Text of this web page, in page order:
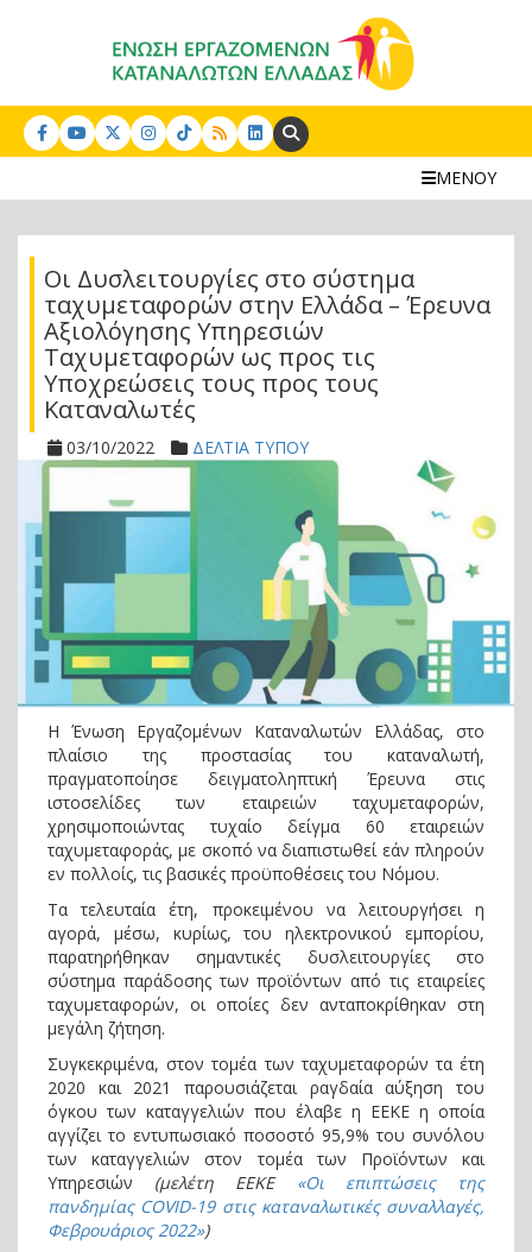
Search:
ΜΕΝΟΥ
Οι Δυσλειτουργίες στο σύστημα
ταχυμεταφορών στην Ελλάδα – Έρευνα
Αξιολόγησης Υπηρεσιών
Ταχυμεταφορών ως προς τις
Υποχρεώσεις τους προς τους
Καταναλωτές
03/10/2022 ΔΕΛΤΙΑ ΤΥΠΟΥ
Η Ένωση Εργαζομένων Καταναλωτών Ελλάδας, στο
πλαίσιο της προστασίας του καταναλωτή,
πραγματοποίησε δειγματοληπτική Έρευνα στις
ιστοσελίδες των εταιρειών ταχυμεταφορών,
χρησιμοποιώντας τυχαίο δείγμα 60 εταιρειών
ταχυμεταφοράς, με σκοπό να διαπιστωθεί εάν πληρούν
εν πολλοίς, τις βασικές προϋποθέσεις του Νόμου.
Τα τελευταία έτη, προκειμένου να λειτουργήσει η
αγορά, μέσω, κυρίως, του ηλεκτρονικού εμπορίου,
παρατηρήθηκαν σημαντικές δυσλειτουργίες στο
σύστημα παράδοσης των προϊόντων από τις εταιρείες
ταχυμεταφορών, οι οποίες δεν ανταποκρίθηκαν στη
μεγάλη ζήτηση.
Συγκεκριμένα, στον τομέα των ταχυμεταφορών τα έτη
2020 και 2021 παρουσιάζεται ραγδαία αύξηση του
όγκου των καταγγελιών που έλαβε η ΕΕΚΕ η οποία
αγγίζει το εντυπωσιακό ποσοστό 95,9% του συνόλου
των καταγγελιών στον τομέα των Προϊόντων και
Υπηρεσιών (μελέτη ΕΕΚΕ «Οι επιπτώσεις της
πανδημίας COVID-19 στις καταναλωτικές συναλλαγές,
Φεβρουάριος 2022»)